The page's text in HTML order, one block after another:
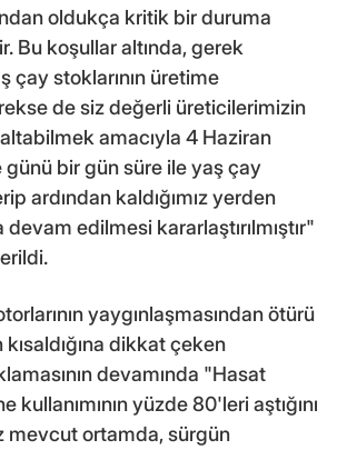
oldukça kritik bir duruma
Bu koşullar altında, gerek
çay stoklarının üretime
de siz değerli üreticilerimizin
amacıyla 4 Haziran
bir gün süre ile yaş çay
ardından kaldığımız yerden
edilmesi kararlaştırılmıştır"
yaygınlaşmasından ötürü
dikkat çeken
devamında "Hasat
kullanımının yüzde 80'leri aştığını
mevcut ortamda, sürgün